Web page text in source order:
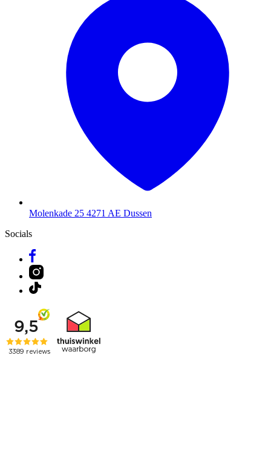
Molenkade 25 4271 AE Dussen
Socials